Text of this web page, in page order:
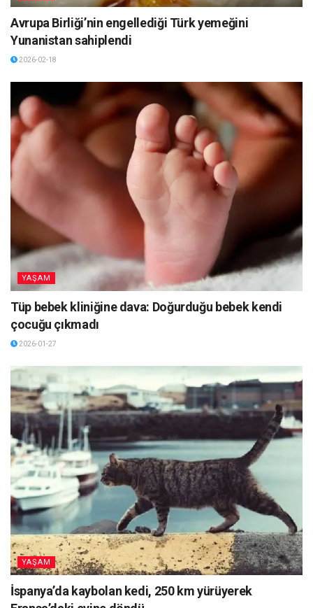
Avrupa Birliği’nin engellediği Türk yemeğini
Yunanistan sahiplendi
2026-02-18
YAŞAM
Tüp bebek kliniğine dava: Doğurduğu bebek kendi
çocuğu çıkmadı
2026-01-27
YAŞAM
İspanya’da kaybolan kedi, 250 km yürüyerek